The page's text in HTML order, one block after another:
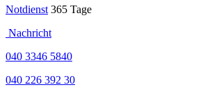
Notdienst 365 Tage
Nachricht
040 3346 5840
040 226 392 30